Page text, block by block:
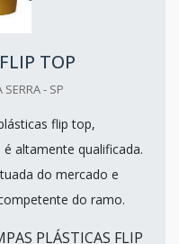
TOP
- SP
flip top,
altamente qualificada.
do mercado e
do ramo.
PLÁSTICAS FLIP